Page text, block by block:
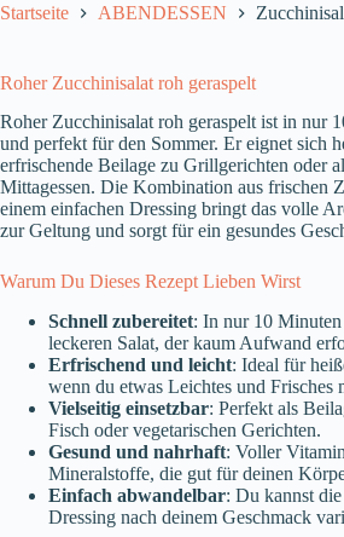
Startseite ABENDESSEN
Roher Zucchinisalat roh geraspelt
Roher Zucchinisalat roh geraspelt ist in nur
und perfekt für den Sommer. Er eignet sich
erfrischende Beilage zu Grillgerichten oder
Mittagessen. Die Kombination aus frischen
einem einfachen Dressing bringt das volle
zur Geltung und sorgt für ein gesundes
Warum Du Dieses Rezept Lieben Wirst
Schnell zubereitet: In nur 10 Minuten
leckeren Salat, der kaum Aufwand
Erfrischend und leicht: Ideal für
wenn du etwas Leichtes und Frisches
Vielseitig einsetzbar: Perfekt als
Fisch oder vegetarischen Gerichten.
Gesund und nahrhaft: Voller
Mineralstoffe, die gut für deinen
Einfach abwandelbar: Du kannst
Dressing nach deinem Geschmack